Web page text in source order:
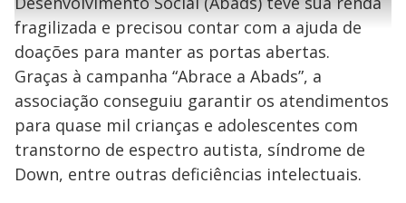
a
y
V
g
n
d
e
u
n
o
M
u
d
o
a
fragilizada e precisou contar com a ajuda de
doações para manter as portas abertas.
Graças à campanha “Abrace a Abads”, a
associação conseguiu garantir os atendimentos
para quase mil crianças e adolescentes com
transtorno de espectro autista, síndrome de
Down, entre outras deficiências intelectuais.